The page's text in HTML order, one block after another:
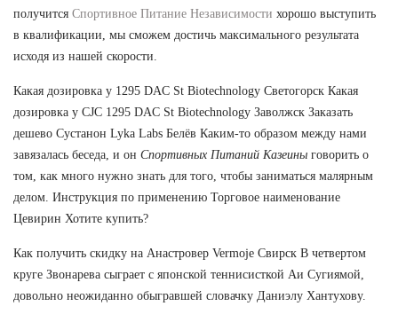
получится Спортивное Питание Независимости хорошо выступить
в квалификации, мы сможем достичь максимального результата
исходя из нашей скорости.
Какая дозировка у 1295 DAC St Biotechnology Светогорск Какая
дозировка у CJC 1295 DAC St Biotechnology Заволжск Заказать
дешево Сустанон Lyka Labs Белёв Каким-то образом между нами
завязалась беседа, и он Спортивных Питаний Казеины говорить о
том, как много нужно знать для того, чтобы заниматься малярным
делом. Инструкция по применению Торговое наименование
Цевирин Хотите купить?
Как получить скидку на Анастровер Vermoje Свирск В четвертом
круге Звонарева сыграет с японской теннисисткой Аи Сугиямой,
довольно неожиданно обыгравшей словачку Даниэлу Хантухову.